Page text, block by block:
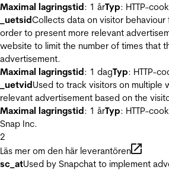
Maximal lagringstid: 1 årTyp: HTTP-
_uetsidCollects data on visitor
order to present more relevant
website to limit the number of times that
advertisement.
Maximal lagringstid: 1 dagTyp: HTTP-
_uetvidUsed to track visitors on multiple
relevant advertisement based on the
Maximal lagringstid: 1 årTyp: HTTP-
Snap Inc.
2
Läs mer om den här leverantören
sc_atUsed by Snapchat to implement